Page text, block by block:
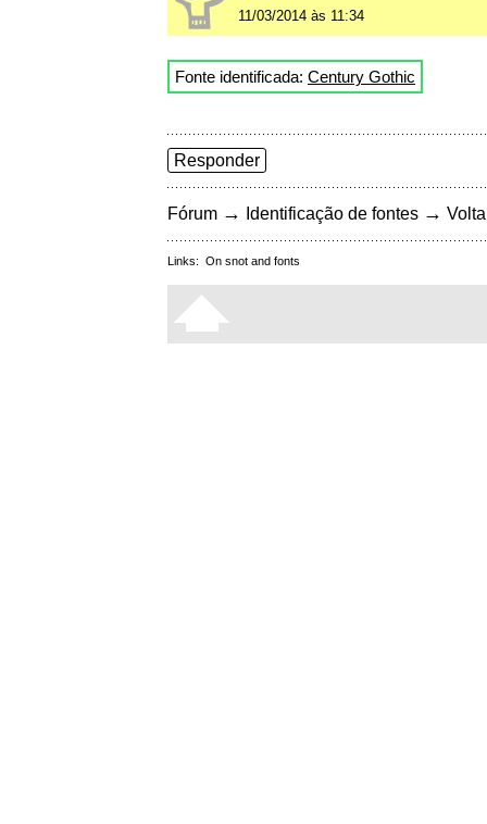
11/03/2014 às 11:34
Fonte identificada: Century Gothic
Responder
Fórum → Identificação de fontes →
Links: On snot and fonts